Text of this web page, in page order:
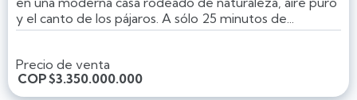
y el canto de los pájaros. A sólo 25 minutos de...
Precio de venta
COP$3.350.000.000